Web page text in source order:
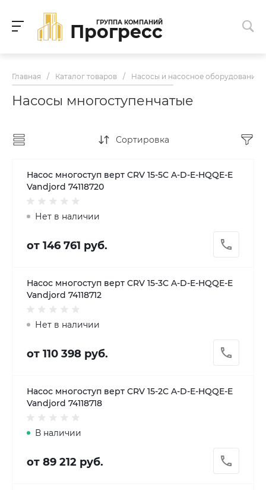
ГРУППА КОМПАНИЙ
Прогресс
Главная / Каталог товаров / Насосы и насосное оборудование
Насосы многоступенчатые
Сортировка
Насос многоступ верт CRV 15-5C A-D-E-HQQE-E
Vandjord 74118720
Нет в наличии
от 146 761 руб.
Насос многоступ верт CRV 15-3C A-D-E-HQQE-E
Vandjord 74118712
Нет в наличии
от 110 398 руб.
Насос многоступ верт CRV 15-2C A-D-E-HQQE-E
Vandjord 74118718
В наличии
от 89 212 руб.